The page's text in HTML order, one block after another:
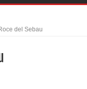
del Sebau